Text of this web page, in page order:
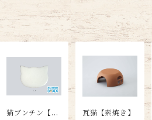
猫ブンチン【し
瓦猫【素焼き】